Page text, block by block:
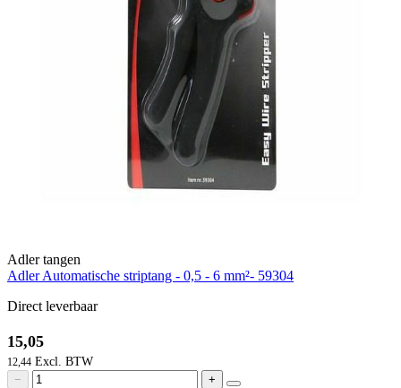
Adler tangen
Adler Automatische striptang - 0,5 - 6 mm²- 59304
Direct leverbaar
15,05
12,44
− +